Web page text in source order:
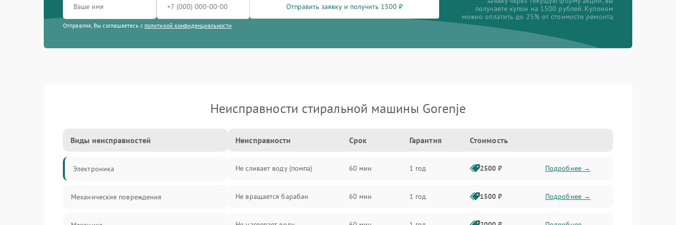
Отправить заявку и получить 1500 ₽
Отправляя, Вы соглашаетесь с политикой конфиденциальности
получаете купон на 1500 рублей. Купоном
можно оплатить до 25% от стоимости ремонта
Неисправности стиральной машины Gorenje
Виды неисправностей
Электроника
Механические повреждения
Неисправности Срок Гарантия Стоимость
Не сливает воду (помпа) 60 мин 1 год 2500 ₽ Подробнее →
Не вращается барабан 60 мин 1 год 1500 ₽ Подробнее →